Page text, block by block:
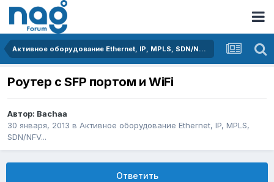
Активное оборудование Ethernet, IP, MPLS, SDN/NFV...
Роутер с SFP портом и WiFi
Автор: Bachaa
30 января, 2013 в Активное оборудование Ethernet, IP, MPLS,
SDN/NFV...
Ответить